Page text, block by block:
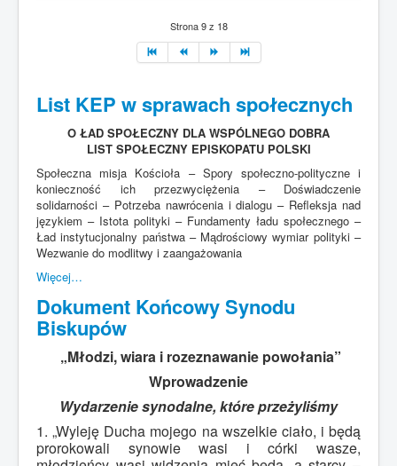
Strona 9 z 18
List KEP w sprawach społecznych
O ŁAD SPOŁECZNY DLA WSPÓLNEGO DOBRA
LIST SPOŁECZNY EPISKOPATU POLSKI
Społeczna misja Kościoła – Spory społeczno-polityczne i
konieczność ich przezwyciężenia – Doświadczenie
solidarności – Potrzeba nawrócenia i dialogu – Refleksja nad
językiem – Istota polityki – Fundamenty ładu społecznego –
Ład instytucjonalny państwa – Mądrościowy wymiar polityki –
Wezwanie do modlitwy i zaangażowania
Więcej…
Dokument Końcowy Synodu
Biskupów
„Młodzi, wiara i rozeznawanie powołania”
Wprowadzenie
Wydarzenie synodalne, które przeżyliśmy
1. „Wyleję Ducha mojego na wszelkie ciało, i będą
prorokowali synowie wasi i córki wasze,